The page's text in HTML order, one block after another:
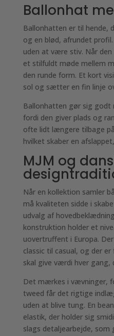
Ballonhat
Ballonhatten er til hende,
og en blød, afrundet
uden at være stiv. Når
et stilfuldt møde mellem
den runde form. Et kort
sol og sætter en fin linje
Ballonhatten gør sig godt
fordi den giver plads og
ofte lidt længere tilbage
hvilket skaber en
MJM og
Når en kollektion samler
må kvaliteten sidde i
udvalg af
konstruktion holder et
uovertruffent i Europa.
classic til casual, og der
skal give værdi hver gang,
Det mærkes i vævninger,
tweed får det rigtige
uden at blive tung. En
elastik, der holder sig
slags detaljearbejde, som